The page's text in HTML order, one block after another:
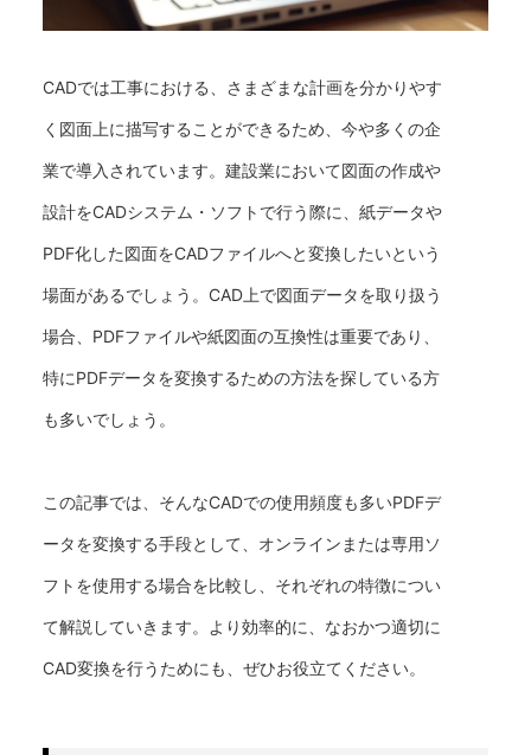
CADでは工事における、さまざまな計画を分かりやす
く図面上に描写することができるため、今や多くの企
業で導入されています。建設業において図面の作成や
設計をCADシステム・ソフトで行う際に、紙データや
PDF化した図面をCADファイルへと変換したいという
場面があるでしょう。CAD上で図面データを取り扱う
場合、PDFファイルや紙図面の互換性は重要であり、
特にPDFデータを変換するための方法を探している方
も多いでしょう。
この記事では、そんなCADでの使用頻度も多いPDFデ
ータを変換する手段として、オンラインまたは専用ソ
フトを使用する場合を比較し、それぞれの特徴につい
て解説していきます。より効率的に、なおかつ適切に
CAD変換を行うためにも、ぜひお役立てください。